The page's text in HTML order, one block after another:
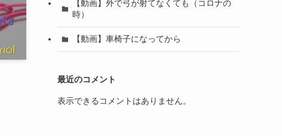
【動画】外で弓が射てなくても（コロナの
時）
【動画】車椅子になってから
最近のコメント
表示できるコメントはありません。